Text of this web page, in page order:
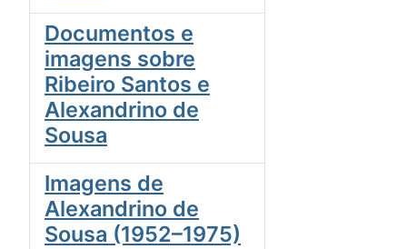
Documentos e
imagens sobre
Ribeiro Santos e
Alexandrino de
Sousa
Imagens de
Alexandrino de
Sousa (1952–1975)